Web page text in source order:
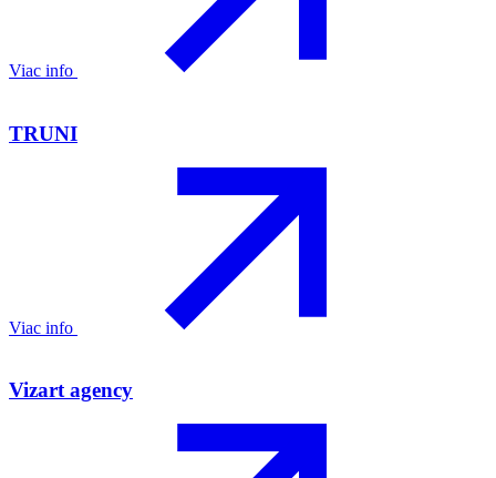
Viac info
TRUNI
Viac info
Vizart agency